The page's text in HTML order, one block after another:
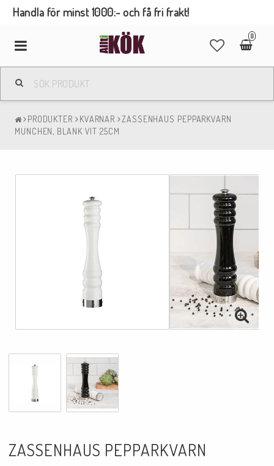
Handla för minst 1000:- och få fri frakt!
0
Toggle
navigation
PRODUKTER KVARNAR
ZASSENHAUS PEPPARKVARN
MUNCHEN, BLANK VIT 25CM
ZASSENHAUS PEPPARKVARN